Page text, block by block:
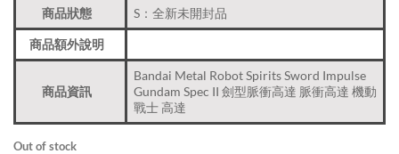
商品狀態 S：全新未開封品
商品額外說明
商品資訊
Bandai Metal Robot Spirits Sword Impulse
Gundam Spec II 劍型脈衝高達 脈衝高達 機動
戰士 高達
Out of stock